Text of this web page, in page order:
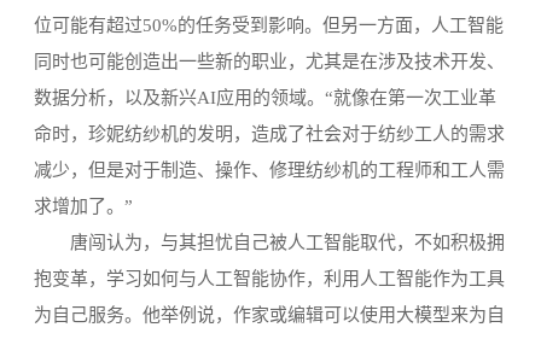
位可能有超过50%的任务受到影响。但另一方面，人工智能
同时也可能创造出一些新的职业，尤其是在涉及技术开发、
数据分析，以及新兴AI应用的领域。“就像在第一次工业革
命时，珍妮纺纱机的发明，造成了社会对于纺纱工人的需求
减少，但是对于制造、操作、修理纺纱机的工程师和工人需
求增加了。”
唐闯认为，与其担忧自己被人工智能取代，不如积极拥
抱变革，学习如何与人工智能协作，利用人工智能作为工具
为自己服务。他举例说，作家或编辑可以使用大模型来为自